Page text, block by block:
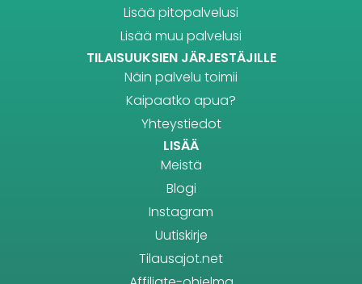
Lisää pitopalvelusi
Lisää muu palvelusi
TILAISUUKSIEN JÄRJESTÄJILLE
Näin palvelu toimii
Kaipaatko apua?
Yhteystiedot
LISÄÄ
Meistä
Blogi
Instagram
Uutiskirje
Tilausajot.net